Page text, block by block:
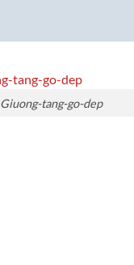
Giuong-tang-go-dep